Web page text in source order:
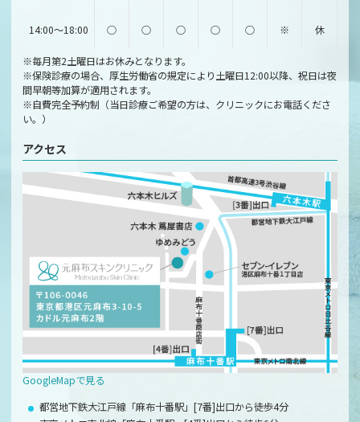
14:00～18:00 ○ ○ ○ ○ ○ ※ 休
※毎月第2土曜日はお休みとなります。
※保険診療の場合、厚生労働省の規定により土曜日12:00以降、祝日は夜
間早朝等加算が適用されます。
※自費完全予約制（当日診療ご希望の方は、クリニックにお電話くださ
い。）
アクセス
GoogleMapで見る
都営地下鉄大江戸線「麻布十番駅」[7番]出口から徒歩4分